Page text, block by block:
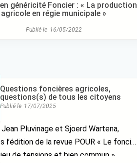
généricité Foncier : « La production
agricole en régie municipale »
Publié le 16/05/2022
Questions foncières agricoles,
questions(s) de tous les citoyens
Publié le 17/07/2025
Pluvinage et Sjoerd Wartena,
l’édition de la revue POUR « Le foncier
de tensions et bien commun »